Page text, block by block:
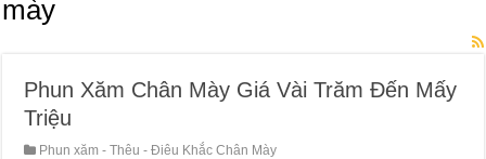
Học Phun Xăm Thẩm Mỹ, Chăm Sóc Da Ở An Giang
mày
Phun Xăm Chân Mày Giá Vài Trăm Đến Mấy
Triệu
Phun xăm - Thêu - Điêu Khắc Chân Mày